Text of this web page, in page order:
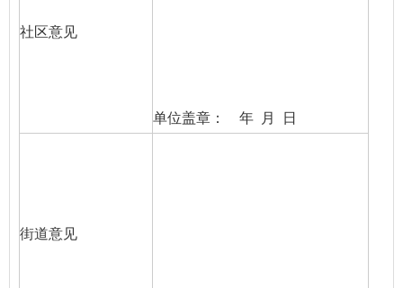
社区意见
单位盖章： 年 月 日
街道意见